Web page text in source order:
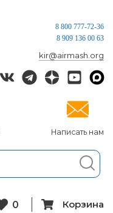
Написать нам
8 800 777-72-36
8 909 136 00 63
kir@airmash.org
0 Корзина